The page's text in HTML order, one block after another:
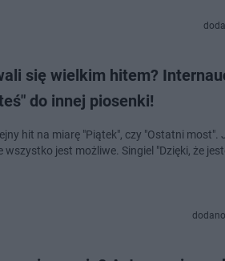
się wielkim hitem?
do innej piosenki!
hit na miarę "Piątek", czy "Ostatni most".
jest możliwe. Singiel "Dzięki, że